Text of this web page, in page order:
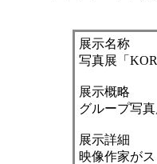
展示名称
写真展「
展示概略
グループ写
展示詳細
映像作家が